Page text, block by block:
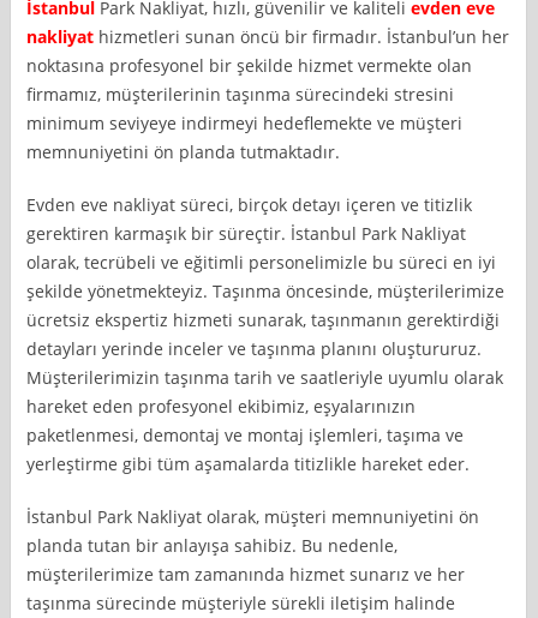
İstanbul Park Nakliyat, hızlı, güvenilir ve kalitelievden eve
nakliyat hizmetleri sunan öncü bir firmadır. İstanbul’un her
noktasına profesyonel bir şekilde hizmet vermekte olan
firmamız, müşterilerinin taşınma sürecindeki stresini
minimum seviyeye indirmeyi hedeflemekte ve müşteri
memnuniyetini ön planda tutmaktadır.
Evden eve nakliyat süreci, birçok detayı içeren ve titizlik
gerektiren karmaşık bir süreçtir. İstanbul Park Nakliyat
olarak, tecrübeli ve eğitimli personelimizle bu süreci en iyi
şekilde yönetmekteyiz. Taşınma öncesinde, müşterilerimize
ücretsiz ekspertiz hizmeti sunarak, taşınmanın gerektirdiği
detayları yerinde inceler ve taşınma planını oluştururuz.
Müşterilerimizin taşınma tarih ve saatleriyle uyumlu olarak
hareket eden profesyonel ekibimiz, eşyalarınızın
paketlenmesi, demontaj ve montaj işlemleri, taşıma ve
yerleştirme gibi tüm aşamalarda titizlikle hareket eder.
İstanbul Park Nakliyat olarak, müşteri memnuniyetini ön
planda tutan bir anlayışa sahibiz. Bu nedenle,
müşterilerimize tam zamanında hizmet sunarız ve her
taşınma sürecinde müşteriyle sürekli iletişim halinde